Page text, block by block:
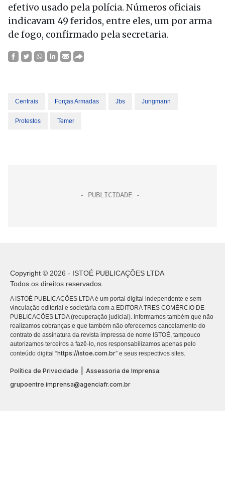
efetivo usado pela polícia. Números oficiais
indicavam 49 feridos, entre eles, um por arma
de fogo, confirmado pela secretaria.
Centrais Forças Armadas Jbs Jungmann
Protestos Temer
Copyright © 2026 - ISTOÉ PUBLICAÇÕES LTDA
Todos os direitos reservados.
A ISTOÉ PUBLICAÇÕES LTDA é um portal digital independente e sem
vinculação editorial e societária com a EDITORA TRES COMÉRCIO DE
PUBLICACÕES LTDA (recuperação judicial). Informamos também que não
realizamos cobranças e que também não oferecemos cancelamento do
contrato de assinatura da revista impressa de nome ISTOÉ, tampouco
autorizamos terceiros a fazê-lo, nos responsabilizamos apenas pelo
conteúdo digital “https://istoe.com.br” e seus respectivos sites.
Política de Privacidade
Assessoria de Imprensa:
grupoentre.imprensa@agenciafr.com.br